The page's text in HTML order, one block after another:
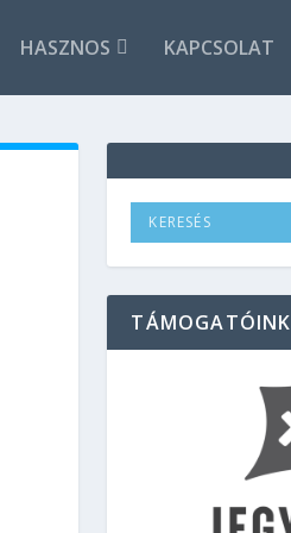
HASZNOS KAPCSOLAT
TÁMOGATÓINK